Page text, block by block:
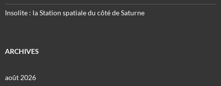
Insolite : la Station spatiale du côté de Saturne
ARCHIVES
août 2026